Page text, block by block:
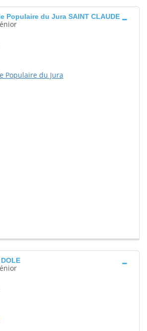
Populaire du Jura SAINT CLAUDE
Populaire du Jura